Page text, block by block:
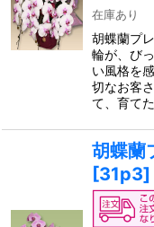
在庫あり
胡蝶蘭プ
輪が、び
い風格を
切なお客
て、育て
胡蝶蘭
[31p3]